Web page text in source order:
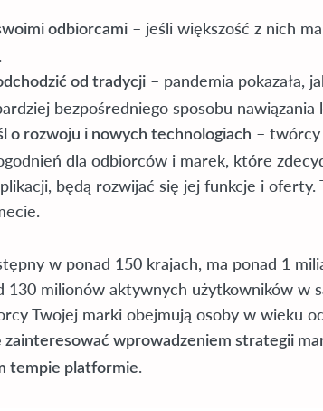
odbiorcami – jeśli większość z nich
od tradycji – pandemia pokazała,
bezpośredniego sposobu
o rozwoju i nowych technologiach – twórcy
dla odbiorców i marek, które
będą rozwijać się jej funkcje i oferty.
w ponad 150 krajach, ma ponad 1
130 milionów aktywnych użytkowników w
Twojej marki obejmują osoby w wieku
zainteresować wprowadzeniem strategii
tempie platformie.